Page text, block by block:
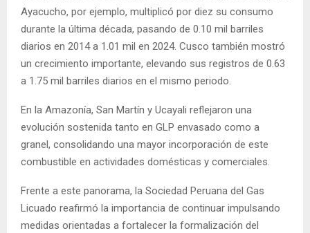
Ayacucho, por ejemplo, multiplicó por diez su consumo
durante la última década, pasando de 0.10 mil barriles
diarios en 2014 a 1.01 mil en 2024. Cusco también mostró
un crecimiento importante, elevando sus registros de 0.63
a 1.75 mil barriles diarios en el mismo periodo.
En la Amazonía, San Martín y Ucayali reflejaron una
evolución sostenida tanto en GLP envasado como a
granel, consolidando una mayor incorporación de este
combustible en actividades domésticas y comerciales.
Frente a este panorama, la Sociedad Peruana del Gas
Licuado reafirmó la importancia de continuar impulsando
medidas orientadas a fortalecer la formalización del